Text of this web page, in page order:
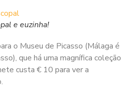
e euzinha!
o Museu de Picasso (Málaga é
que há uma magnífica coleção
custa € 10 para ver a